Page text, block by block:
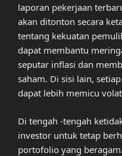
laporan pekerjaan
akan ditonton secara
tentang kekuatan
dapat membantu
seputar inflasi dan
saham. Di sisi lain,
dapat lebih memicu
Di tengah -tengah
investor untuk tetap
portofolio yang